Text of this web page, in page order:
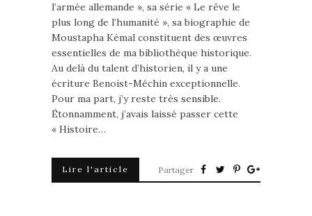
l’armée allemande », sa série « Le rêve le
plus long de l’humanité », sa biographie de
Moustapha Kémal constituent des œuvres
essentielles de ma bibliothèque historique.
Au delà du talent d’historien, il y a une
écriture Benoist-Méchin exceptionnelle.
Pour ma part, j’y reste très sensible.
Étonnamment, j’avais laissé passer cette
« Histoire…
Lire l'article Partager